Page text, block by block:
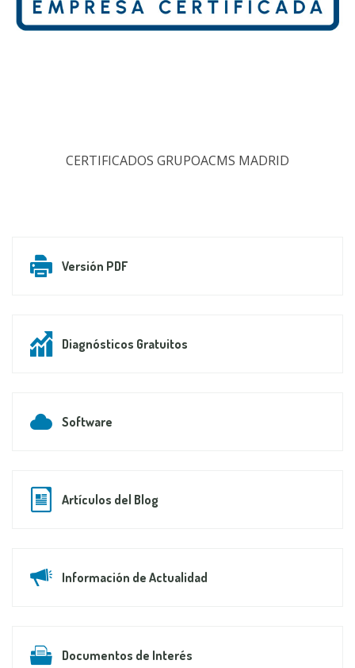
CERTIFICADOS GRUPOACMS MADRID
Versión PDF
Diagnósticos Gratuitos
Software
Artículos del Blog
Información de Actualidad
Documentos de Interés